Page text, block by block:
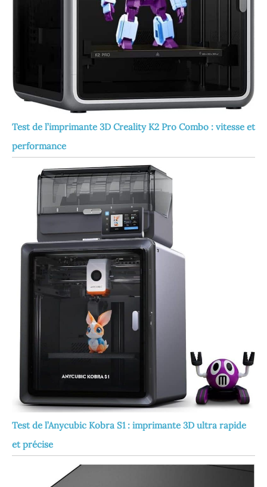
Test de l’imprimante 3D Creality K2 Pro Combo : vitesse et
performance
Test de l’Anycubic Kobra S1 : imprimante 3D ultra rapide
et précise